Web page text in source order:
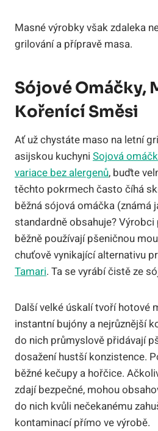
Masné výrobky však zdaleka
grilování a přípravě masa.
Sójové Omáčky,
Kořenící Směsi
Ať už chystáte maso na letní
asijskou kuchyni Sojová
variace bez alergenů, buďte
těchto pokrmech často číhá
běžná sójová omáčka (známá
standardně obsahuje?
běžně používají pšeničnou
chuťově vynikající alternativu
Tamari. Ta se vyrábí čistě ze
Další velké úskalí tvoří hotové
instantní bujóny a nejrůznější
do nich průmyslově přidávají
dosažení hustší konzistence.
běžné kečupy a hořčice.
zdají bezpečné, mohou
do nich kvůli nečekanému
kontaminací přímo ve výrobě.